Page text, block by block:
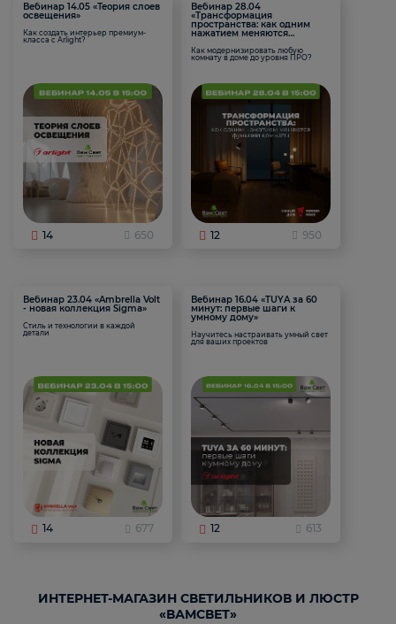
Вебинар 14.05 «Теория слоев
освещения»
Как создать интерьер премиум-
класса с Arlight?
14 650
Вебинар 28.04
«Трансформация
пространства: как одним
нажатием меняются
Как модернизировать любую
комнату в доме до уровня ПРО?
12 950
Вебинар 23.04 «Ambrella Volt
- новая коллекция Sigma»
Стиль и технологии в каждой
детали
14 677
Вебинар 16.04 «TUYA за 60
минут: первые шаги к
умному дому»
Научитесь настраивать умный свет
для ваших проектов
12 613
ИНТЕРНЕТ-МАГАЗИН СВЕТИЛЬНИКОВ И ЛЮСТР
«ВАМСВЕТ»